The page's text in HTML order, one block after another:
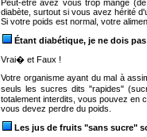
Peut-être avez vous trop mangé
diabète, surtout si vous avez hérité
Si votre poids est normal, votre
Étant diabétique, je ne dois
Vrai� et Faux !
Votre organisme ayant du mal à
seuls les sucres dits "rapides"
totalement interdits, vous pouvez en
vous devez perdre du poids.
Les jus de fruits "sans sucre"